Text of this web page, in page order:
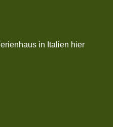
in Italien hier